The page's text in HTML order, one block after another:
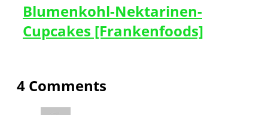
Blumenkohl-Nektarinen-
Cupcakes [Frankenfoods]
4 Comments